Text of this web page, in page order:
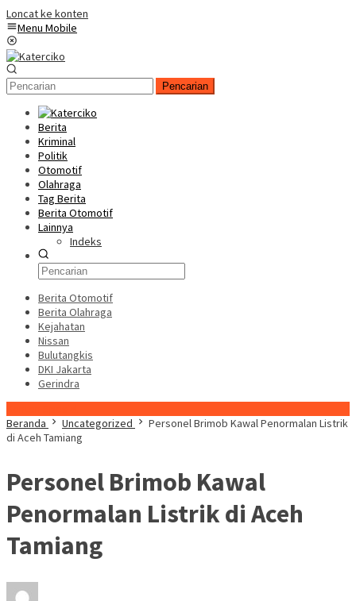
Loncat ke konten
Menu Mobile
Pencarian
Berita
Kriminal
Politik
Otomotif
Olahraga
Tag Berita
Berita Otomotif
Lainnya
Indeks
Berita Otomotif
Berita Olahraga
Kejahatan
Nissan
Bulutangkis
DKI Jakarta
Gerindra
Beranda
Uncategorized
Personel Brimob Kawal Penormalan Listrik
di Aceh Tamiang
Personel Brimob Kawal
Penormalan Listrik di Aceh
Tamiang